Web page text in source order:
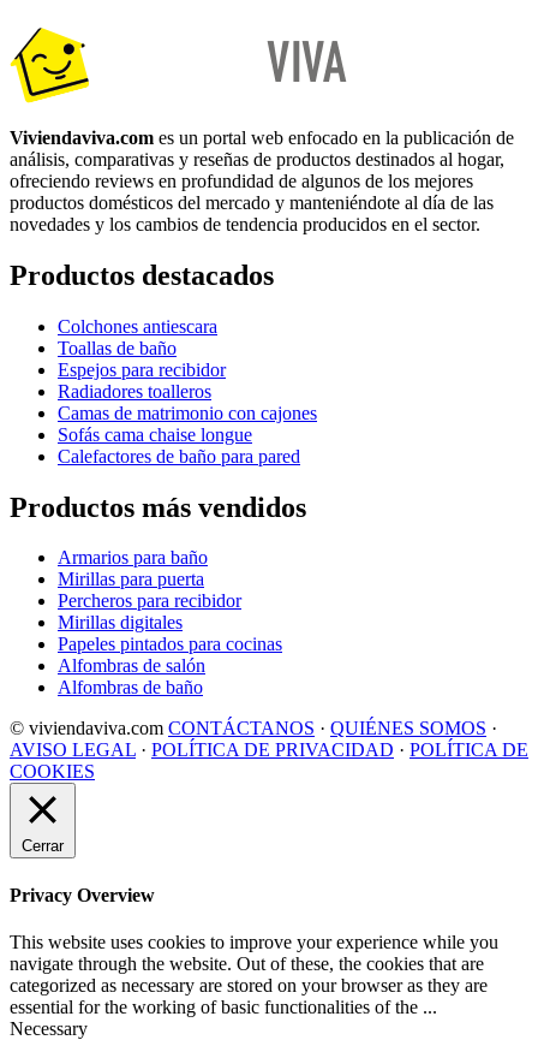
Viviendaviva.com es un portal web enfocado en la publicación de
análisis, comparativas y reseñas de productos destinados al hogar,
ofreciendo reviews en profundidad de algunos de los mejores
productos domésticos del mercado y manteniéndote al día de las
novedades y los cambios de tendencia producidos en el sector.
Productos destacados
Colchones antiescara
Toallas de baño
Espejos para recibidor
Radiadores toalleros
Camas de matrimonio con cajones
Sofás cama chaise longue
Calefactores de baño para pared
Productos más vendidos
Armarios para baño
Mirillas para puerta
Percheros para recibidor
Mirillas digitales
Papeles pintados para cocinas
Alfombras de salón
Alfombras de baño
© viviendaviva.com CONTÁCTANOS · QUIÉNES SOMOS ·
AVISO LEGAL · POLÍTICA DE PRIVACIDAD · POLÍTICA DE
COOKIES
Cerrar
Privacy Overview
This website uses cookies to improve your experience while you
navigate through the website. Out of these, the cookies that are
categorized as necessary are stored on your browser as they are
essential for the working of basic functionalities of the ...
Necessary